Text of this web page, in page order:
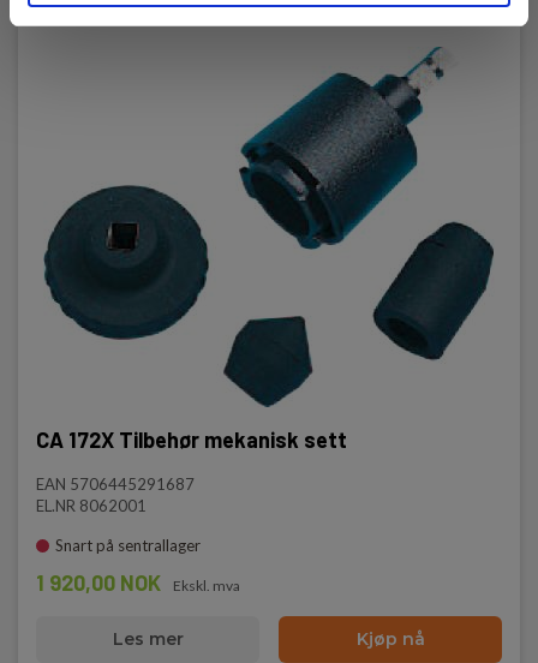
CA 172X Tilbehør mekanisk sett
EAN 5706445291687
EL.NR 8062001
Snart på sentrallager
1 920,00 NOK Ekskl. mva
Les mer Kjøp nå